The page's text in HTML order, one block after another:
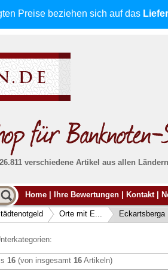
Preise beziehen sich auf das
verschiedene Artikel aus allen
Alle Lieferungen, auch ins
von uns voll versichert. Sie haben
falls die Sendung verloren geht
wird.
Absolute Zuverlässigkeit:
Banknoten
Home Ihre Bewertungen Kontakt
Orte mit E... Eckartsberga
16 (von insgesamt 16 Artikeln)